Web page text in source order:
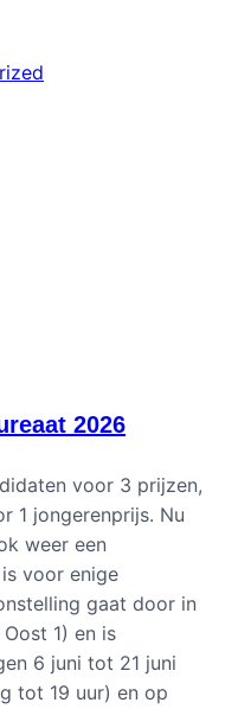
2026
voor 3 prijzen,
1 jongerenprijs. Nu
weer een
voor enige
gaat door in
1) en is
6 juni tot 21 juni
tot 19 uur) en op